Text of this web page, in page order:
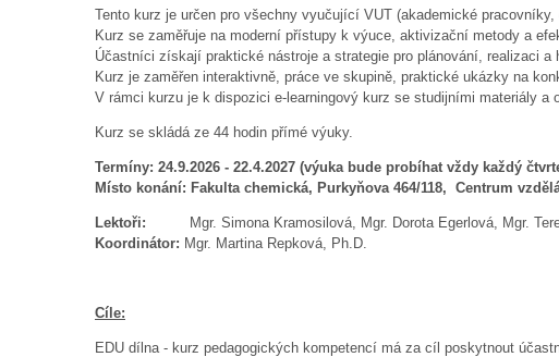
Tento kurz je určen pro všechny vyučující VUT (akademické
Kurz se zaměřuje na moderní přístupy k výuce, aktivizační metody a
Účastníci získají praktické nástroje a strategie pro plánování, realizaci
Kurz je zaměřen interaktivně, práce ve skupině, praktické ukázky na
V rámci kurzu je k dispozici e-learningový kurz se studijními materiály a
Kurz se skládá ze 44 hodin přímé výuky.
Termíny: 24.9.2026 - 22.4.2027 (výuka bude probíhat vždy každý
Místo konání: Fakulta chemická, Purkyňova 464/118, Centrum
Lektoři:
Mgr. Simona Kramosilová, Mgr. Dorota Egerlová, Mgr.
Koordinátor: Mgr. Martina Repková, Ph.D.
Cíle:
EDU dílna - kurz pedagogických kompetencí má za cíl poskytnout